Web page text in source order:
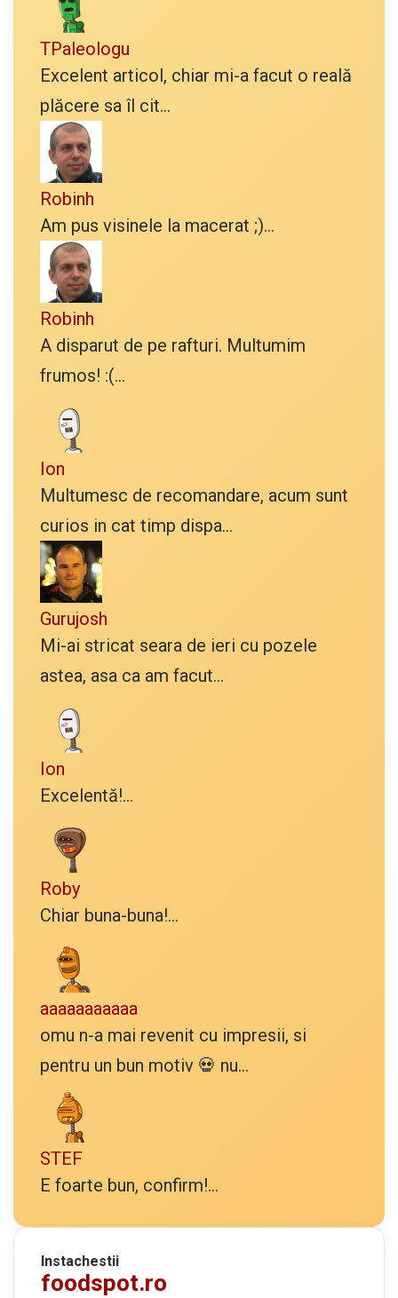
TPaleologu
Excelent articol, chiar mi-a facut o reală
plăcere sa îl cit...
Robinh
Am pus visinele la macerat ;)...
Robinh
A disparut de pe rafturi. Multumim
frumos! :(...
Ion
Multumesc de recomandare, acum sunt
curios in cat timp dispa...
Gurujosh
Mi-ai stricat seara de ieri cu pozele
astea, asa ca am facut...
Ion
Excelentă!...
Roby
Chiar buna-buna!...
aaaaaaaaaaa
omu n-a mai revenit cu impresii, si
pentru un bun motiv 💀 nu...
STEF
E foarte bun, confirm!...
Instachestii
foodspot.ro